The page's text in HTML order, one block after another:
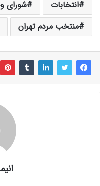
انتخابات شورای
منتخب مردم تهران